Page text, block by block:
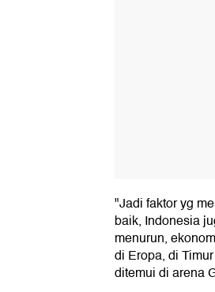
"Jadi faktor yg
baik, Indonesia
menurun,
di Eropa, di
ditemui di arena